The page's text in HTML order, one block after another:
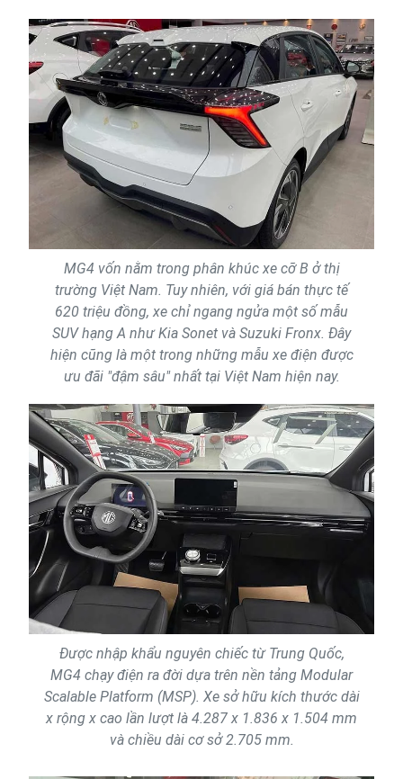
MG4 vốn nằm trong phân khúc xe cỡ B ở thị
trường Việt Nam. Tuy nhiên, với giá bán thực tế
620 triệu đồng, xe chỉ ngang ngửa một số mẫu
SUV hạng A như Kia Sonet và Suzuki Fronx. Đây
hiện cũng là một trong những mẫu xe điện được
ưu đãi "đậm sâu" nhất tại Việt Nam hiện nay.
Được nhập khẩu nguyên chiếc từ Trung Quốc,
MG4 chạy điện ra đời dựa trên nền tảng Modular
Scalable Platform (MSP). Xe sở hữu kích thước dài
x rộng x cao lần lượt là 4.287 x 1.836 x 1.504 mm
và chiều dài cơ sở 2.705 mm.